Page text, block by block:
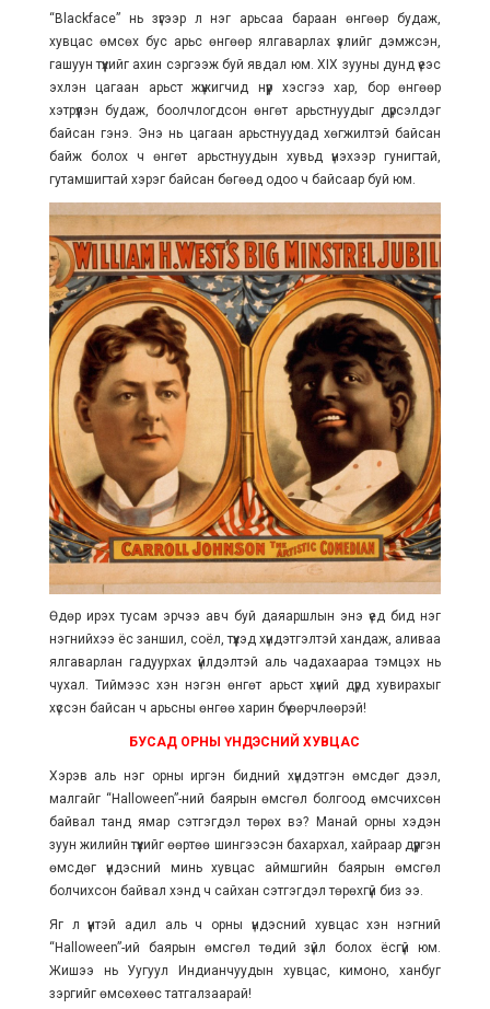
“Blackface” нь зүгээр л нэг арьсаа бараан өнгөөр будаж,
хувцас өмсөх бус арьс өнгөөр ялгаварлах үзлийг дэмжсэн,
гашуун түүхийг ахин сэргээж буй явдал юм. XIX зууны дунд үеэс
эхлэн цагаан арьст жүжигчид нүүр хэсгээ хар, бор өнгөөр
хэтрүүлэн будаж, боолчлогдсон өнгөт арьстнуудыг дүрсэлдэг
байсан гэнэ. Энэ нь цагаан арьстнуудад хөгжилтэй байсан
байж болох ч өнгөт арьстнуудын хувьд үнэхээр гунигтай,
гутамшигтай хэрэг байсан бөгөөд одоо ч байсаар буй юм.
Өдөр ирэх тусам эрчээ авч буй даяаршлын энэ үед бид нэг
нэгнийхээ ёс заншил, соёл, түүхэд хүндэтгэлтэй хандаж, аливаа
ялгаварлан гадуурхах үйлдэлтэй аль чадахаараа тэмцэх нь
чухал. Тиймээс хэн нэгэн өнгөт арьст хүний дүрд хувирахыг
хүссэн байсан ч арьсны өнгөө харин бүү өөрчлөөрэй!
БУСАД ОРНЫ ҮНДЭСНИЙ ХУВЦАС
Хэрэв аль нэг орны иргэн бидний хүндэтгэн өмсдөг дээл,
малгайг “Halloween”-ний баярын өмсгөл болгоод өмсчихсөн
байвал танд ямар сэтгэгдэл төрөх вэ? Манай орны хэдэн
зуун жилийн түүхийг өөртөө шингээсэн бахархал, хайраар дүүргэн
өмсдөг үндэсний минь хувцас аймшгийн баярын өмсгөл
болчихсон байвал хэнд ч сайхан сэтгэгдэл төрөхгүй биз ээ.
Яг л үүнтэй адил аль ч орны үндэсний хувцас хэн нэгний
“Halloween”-ий баярын өмсгөл төдий зүйл болох ёсгүй юм.
Жишээ нь Уугуул Индианчуудын хувцас, кимоно, ханбуг
зэргийг өмсөхөөс татгалзаарай!